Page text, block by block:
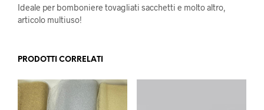
Ideale per bomboniere tovagliati sacchetti e molto altro,
articolo multiuso!
PRODOTTI CORRELATI